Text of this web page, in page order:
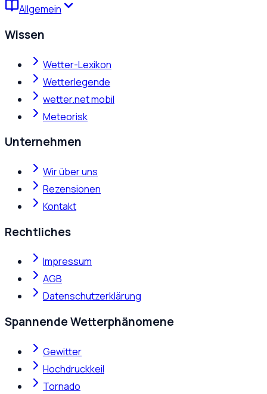
Allgemein
Wissen
Wetter-Lexikon
Wetterlegende
wetter.net mobil
Meteorisk
Unternehmen
Wir über uns
Rezensionen
Kontakt
Rechtliches
Impressum
AGB
Datenschutzerklärung
Spannende Wetterphänomene
Gewitter
Hochdruckkeil
Tornado